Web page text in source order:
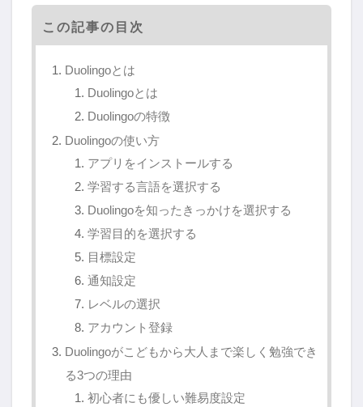
この記事の目次
Duolingoとは
Duolingoとは
Duolingoの特徴
Duolingoの使い方
アプリをインストールする
学習する言語を選択する
Duolingoを知ったきっかけを選択する
学習目的を選択する
目標設定
通知設定
レベルの選択
アカウント登録
Duolingoがこどもから大人まで楽しく勉強でき
る3つの理由
初心者にも優しい難易度設定